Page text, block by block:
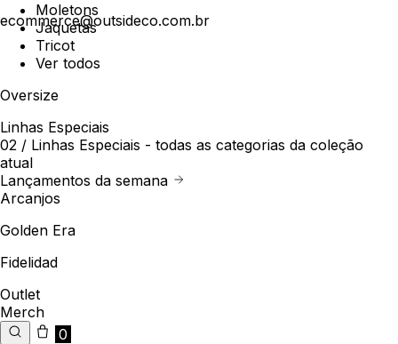
ecommerce@outsideco.com.br
Moletons
Jaquetas
Tricot
Ver todos
Oversize
Linhas Especiais
02 / Linhas Especiais - todas as categorias da coleção
atual
Lançamentos da semana
Arcanjos
Golden Era
Fidelidad
Outlet
Merch
0